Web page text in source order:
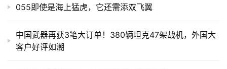
055即使是海上猛虎，它还需添双飞翼
中国武器再获3笔大订单！380辆坦克47架战机，外国大
客户好评如潮